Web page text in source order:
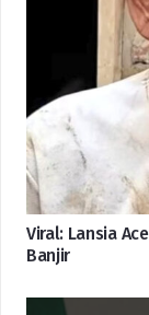
Viral: Lansia
Banjir